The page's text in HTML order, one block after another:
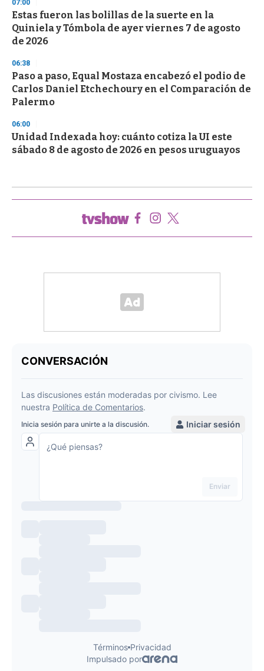
07:00
Estas fueron las bolillas de la suerte en la
Quiniela y Tómbola de ayer viernes 7 de agosto
de 2026
06:38
Paso a paso, Equal Mostaza encabezó el podio de
Carlos Daniel Etchechoury en el Comparación de
Palermo
06:00
Unidad Indexada hoy: cuánto cotiza la UI este
sábado 8 de agosto de 2026 en pesos uruguayos